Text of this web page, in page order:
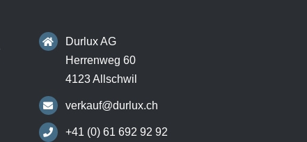
Durlux AG
Herrenweg 60
4123 Allschwil
verkauf@durlux.ch
+41 (0) 61 692 92 92